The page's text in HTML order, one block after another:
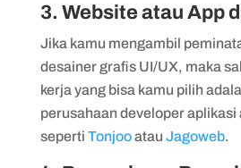
3. Website atau App
Jika kamu mengambil
desainer grafis UI/UX, maka
kerja yang bisa kamu pilih
perusahaan developer aplikasi
seperti Tonjooatau Jagoweb.